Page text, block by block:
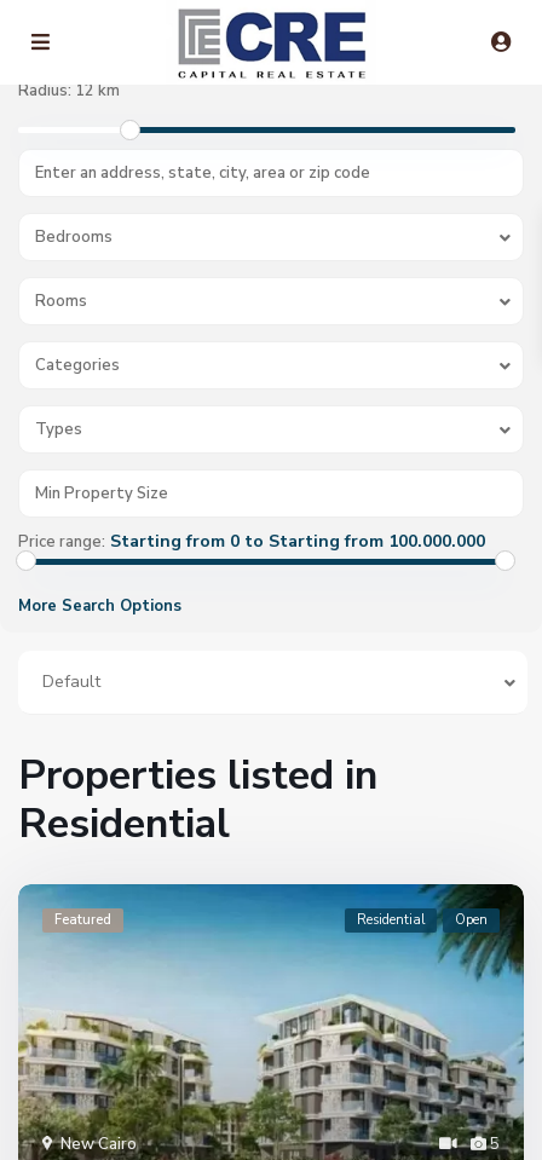
Radius: 12 km
Bedrooms
Rooms
Categories
Types
Price range: Starting from 0 to Starting from 100.000.000
More Search Options
Default
Properties listed in
Residential
5
New Cairo
Featured Residential Open